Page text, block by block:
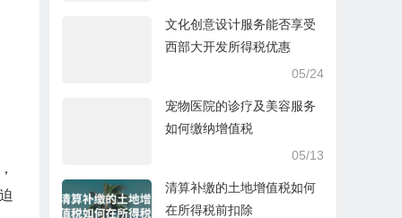
文化创意设计服务能否享受
西部大开发所得税优惠
05/24
宠物医院的诊疗及美容服务
如何缴纳增值税
05/13
清算补缴的土地增值税如何
在所得税前扣除